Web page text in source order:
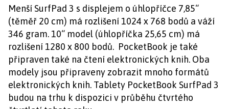
Menší SurfPad 3 s displejem o úhlopříčce 7,85“
(těměř 20 cm) má rozlišení 1024 x 768 bodů a váží
346 gram. 10“ model (úhlopříčka 25,65 cm) má
rozlišení 1280 x 800 bodů. PocketBook je také
připraven také na čtení elektronických knih. Oba
modely jsou připraveny zobrazit mnoho formátů
elektronických knih. Tablety PocketBook SurfPad 3
budou na trhu k dispozici v průběhu čtvrtého